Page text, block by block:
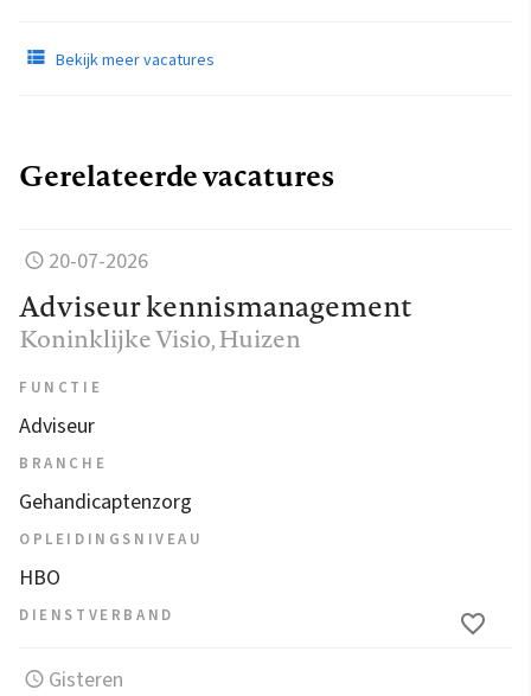
Bekijk meer vacatures
Gerelateerde vacatures
20-07-2026
Adviseur kennismanagement
Koninklijke Visio, Huizen
FUNCTIE
Adviseur
BRANCHE
Gehandicaptenzorg
OPLEIDINGSNIVEAU
HBO
DIENSTVERBAND
Gisteren